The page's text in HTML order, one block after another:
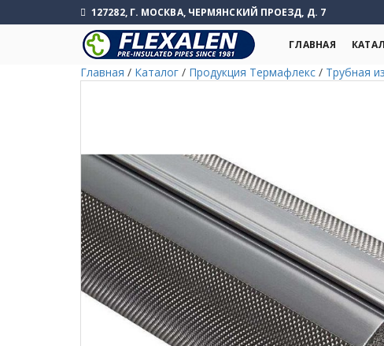
127282, Г. МОСКВА, ЧЕРМЯНСКИЙ ПРОЕЗД, Д. 7
ГЛАВНАЯ
Главная / Каталог / Продукция Термафлекс / Трубная